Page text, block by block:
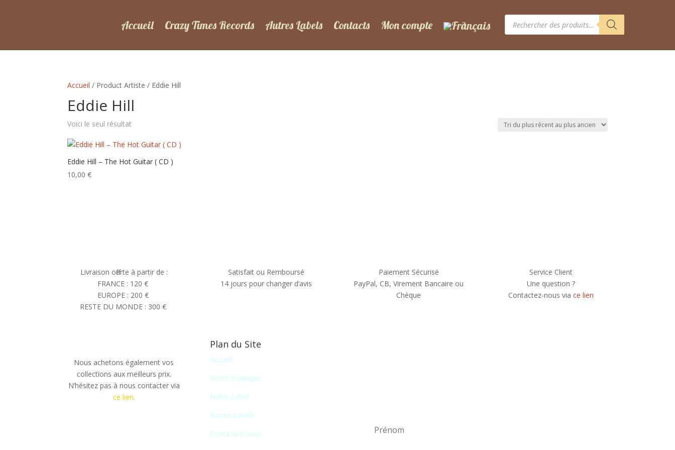
Accueil Crazy Times Records Autres Labels Contacts Mon compte
Recherche
produits
Accueil / Product Artiste / Eddie Hill
Eddie Hill
Voici le seul résultat
Eddie Hill – The Hot Guitar ( CD )
10,00€
Livraison offerte à partir de :
FRANCE : 120 €
EUROPE : 200 €
RESTE DU MONDE : 300 €
Satisfait ou Remboursé
14 jours pour changer d’avis
Paiement Sécurisé
PayPal, CB, Virement Bancaire ou
Chèque
Service Client
Une question ?
Contactez-nous viace lien
Nous achetons également vos
collections aux meilleurs prix.
N’hésitez pas à nous contacter via
ce lien.
Plan du Site
Accueil
Notre Boutique
Notre Label
Autres Labels
Contactez-nous